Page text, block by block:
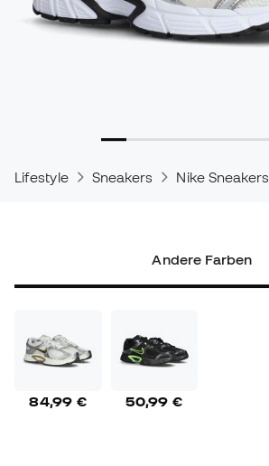
Lifestyle Sneakers Nike Sneakers
Andere Farben
84,99 € 50,99 €